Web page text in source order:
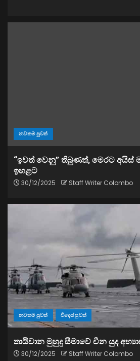
නවතම පුවත්
“ඉවත් වෙනු” තිබුණත්, මෙරට අයිස්
ඉහළට
30/12/2025 Staff Writer Colombo
නවතම පුවත් විදෙස් පුවත්
තායිවාන මුහුදු සීමාවේ චීන යුද
30/12/2025 Staff Writer Colombo